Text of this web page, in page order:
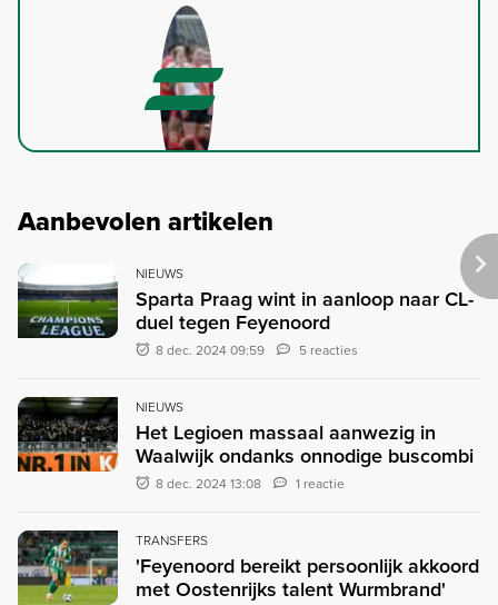
Aanbevolen artikelen
NIEUWS
Sparta Praag wint in aanloop naar CL-
duel tegen Feyenoord
8 dec. 2024 09:59 5 reacties
NIEUWS
Het Legioen massaal aanwezig in
Waalwijk ondanks onnodige buscombi
8 dec. 2024 13:08 1 reactie
TRANSFERS
'Feyenoord bereikt persoonlijk akkoord
met Oostenrijks talent Wurmbrand'